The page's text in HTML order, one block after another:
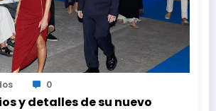
0
y detalles de su nuevo